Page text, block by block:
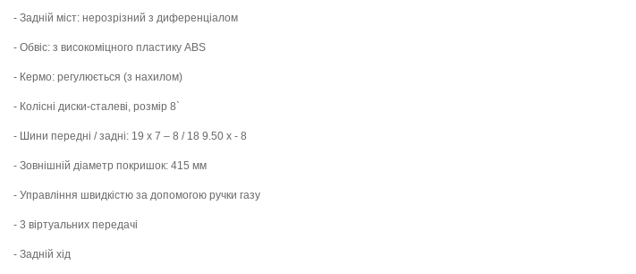
- Задній міст: нерозрізний з диференціалом
- Обвіс: з високоміцного пластику ABS
- Кермо: регулюється (з нахилом)
- Колісні диски-сталеві, розмір 8`
- Шини передні / задні: 19 х 7 – 8 / 18 9.50 х - 8
- Зовнішній діаметр покришок: 415 мм
- Управління швидкістю за допомогою ручки газу
- 3 віртуальних передачі
- Задній хід